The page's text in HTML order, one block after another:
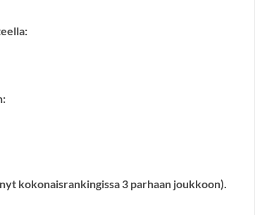
kokonaisrankingissa 3 parhaan joukkoon).